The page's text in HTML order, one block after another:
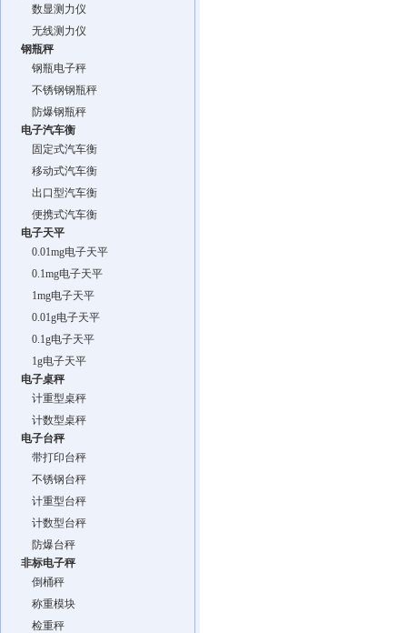
数显测力仪
无线测力仪
钢瓶秤
钢瓶电子秤
不锈钢钢瓶秤
防爆钢瓶秤
电子汽车衡
固定式汽车衡
移动式汽车衡
出口型汽车衡
便携式汽车衡
电子天平
0.01mg电子天平
0.1mg电子天平
1mg电子天平
0.01g电子天平
0.1g电子天平
1g电子天平
电子桌秤
计重型桌秤
计数型桌秤
电子台秤
带打印台秤
不锈钢台秤
计重型台秤
计数型台秤
防爆台秤
非标电子秤
倒桶秤
称重模块
检重秤